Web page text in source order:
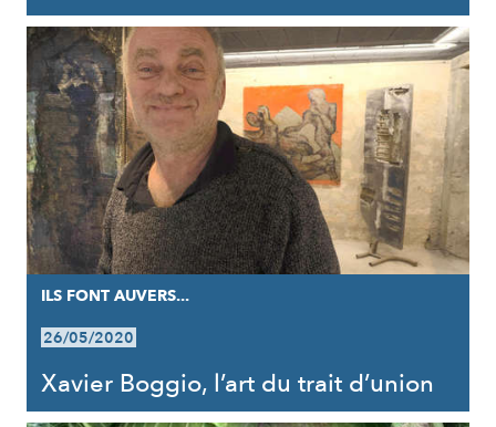
ILS FONT AUVERS...
26/05/2020
Xavier Boggio, l’art du trait d’union